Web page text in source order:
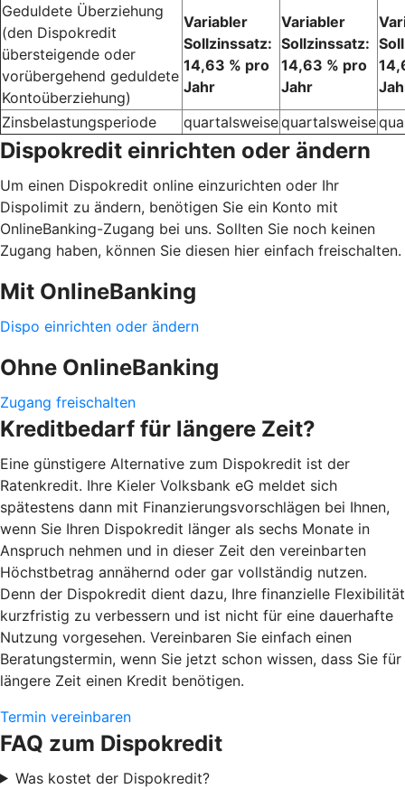
Geduldete Überziehung
(den Dispokredit
übersteigende oder
vorübergehend geduldete
Kontoüberziehung)
Variabler
Sollzinssatz:
14,63 % pro
Jahr
Variabler
Sollzinssatz:
14,63 % pro
Jahr
Zinsbelastungsperiode
quartalsweisequartalsweise
Dispokredit einrichten oder ändern
Um einen Dispokredit online einzurichten oder Ihr
Dispolimit zu ändern, benötigen Sie ein Konto mit
OnlineBanking-Zugang bei uns. Sollten Sie noch keinen
Zugang haben, können Sie diesen hier einfach freischalten.
Mit OnlineBanking
Dispo einrichten oder ändern
Ohne OnlineBanking
Zugang freischalten
Kreditbedarf für längere Zeit?
Eine günstigere Alternative zum Dispokredit ist der
Ratenkredit. Ihre Kieler Volksbank eG meldet sich
spätestens dann mit Finanzierungsvorschlägen bei Ihnen,
wenn Sie Ihren Dispokredit länger als sechs Monate in
Anspruch nehmen und in dieser Zeit den vereinbarten
Höchstbetrag annähernd oder gar vollständig nutzen.
Denn der Dispokredit dient dazu, Ihre finanzielle Flexibilität
kurzfristig zu verbessern und ist nicht für eine dauerhafte
Nutzung vorgesehen. Vereinbaren Sie einfach einen
Beratungstermin, wenn Sie jetzt schon wissen, dass Sie für
längere Zeit einen Kredit benötigen.
Termin vereinbaren
FAQ zum Dispokredit
Was kostet der Dispokredit?